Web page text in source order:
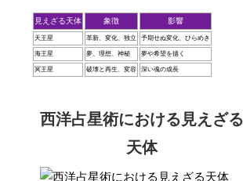
見えざる天体 象徴 影響
天王星 革新、変化、独立 予期せぬ変化、ひらめき
海王星 夢、理想、神秘 夢や希望を描く
冥王星 破壊と再生、変容 深い魂の成長
西洋占星術における見えざる
天体